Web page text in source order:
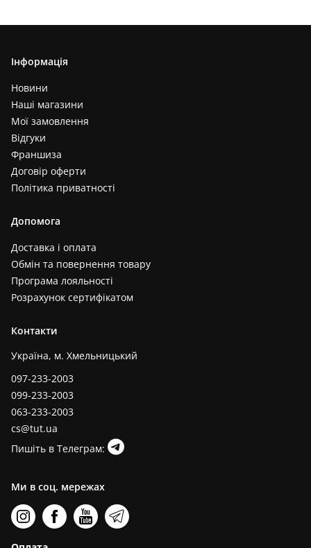
Інформація
Новини
Наші магазини
Мої замовлення
Відгуки
Франшиза
Договір оферти
Політика приватності
Допомога
Доставка і оплата
Обмін та повернення товару
Програма лояльності
Розрахунок сертифікатом
Контакти
Україна, м. Хмельницький
097-233-2003
099-233-2003
063-233-2003
cs@tut.ua
Пишіть в Телеграм:
Ми в соц. мережах